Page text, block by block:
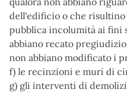
dell'edificio o che
pubblica incolumità ai fini
abbiano recato
non abbiano modificato i
f) le recinzioni e muri di
g) gli interventi di